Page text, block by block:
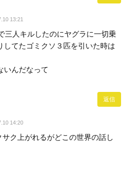
13:21
三人キルしたのにヤグラに一切乗
してたゴミクソ３匹を引いた時は
いんだなって
返信
14:20
ク上がれるがどこの世界の話し